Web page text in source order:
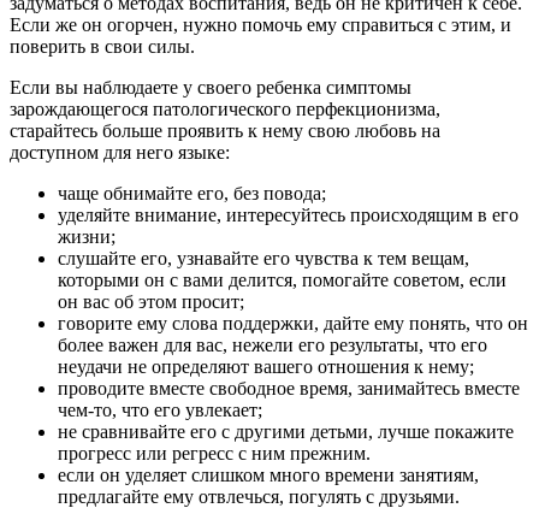
Если же он огорчен, нужно помочь ему справиться с этим, и
поверить в свои силы.
Если вы наблюдаете у своего ребенка симптомы
зарождающегося патологического перфекционизма,
старайтесь больше проявить к нему свою любовь на
доступном для него языке:
чаще обнимайте его, без повода;
уделяйте внимание, интересуйтесь происходящим в его
жизни;
слушайте его, узнавайте его чувства к тем вещам,
которыми он с вами делится, помогайте советом, если
он вас об этом просит;
говорите ему слова поддержки, дайте ему понять, что он
более важен для вас, нежели его результаты, что его
неудачи не определяют вашего отношения к нему;
проводите вместе свободное время, занимайтесь вместе
чем-то, что его увлекает;
не сравнивайте его с другими детьми, лучше покажите
прогресс или регресс с ним прежним.
если он уделяет слишком много времени занятиям,
предлагайте ему отвлечься, погулять с друзьями.